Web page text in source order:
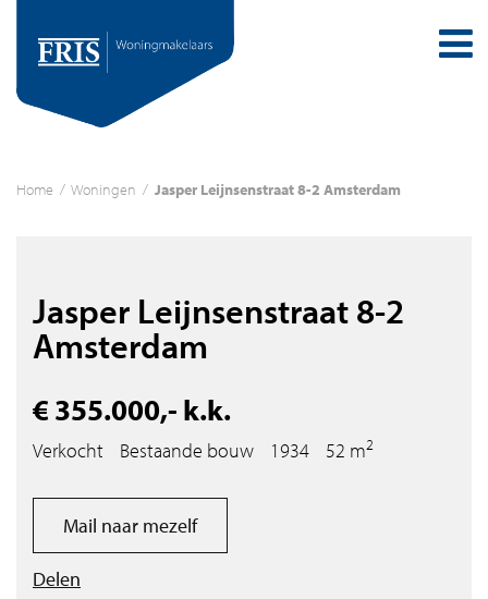
Home / Woningen / Jasper Leijnsenstraat 8-2 Amsterdam
Jasper Leijnsenstraat 8-2
Amsterdam
€ 355.000,- k.k.
Verkocht Bestaande bouw 1934 52 m2
Mail naar mezelf
Delen